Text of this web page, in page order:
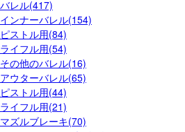
バレル(417)
インナーバレル(154)
ピストル用(84)
ライフル用(54)
その他のバレル(16)
アウターバレル(65)
ピストル用(44)
ライフル用(21)
マズルブレーキ(70)